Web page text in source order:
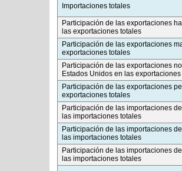
Importaciones totales
Participación de las exportaciones
las exportaciones totales
Participación de las exportaciones
exportaciones totales
Participación de las exportaciones
Estados Unidos en las
Participación de las exportaciones
exportaciones totales
Participación de las importaciones
las importaciones totales
Participación de las importaciones
las importaciones totales
Participación de las importaciones
las importaciones totales